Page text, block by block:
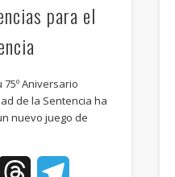
para el
Aniversario
de la Sentencia ha
nuevo juego de
FacebookThreads